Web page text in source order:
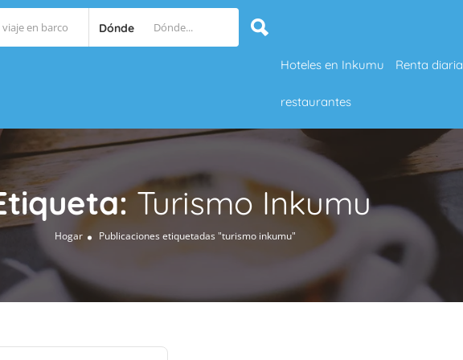
Dónde
Hoteles en Inkumu Renta diaria
restaurantes
Turismo Inkumu
Hogar Publicaciones etiquetadas "turismo inkumu"